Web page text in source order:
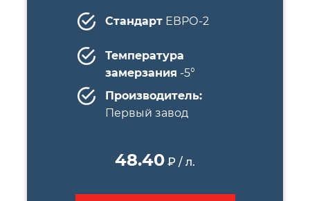
СтандартЕВРО-2
Температура
замерзания -5°
Производитель:
Первый завод
48.40 ₽ / л.